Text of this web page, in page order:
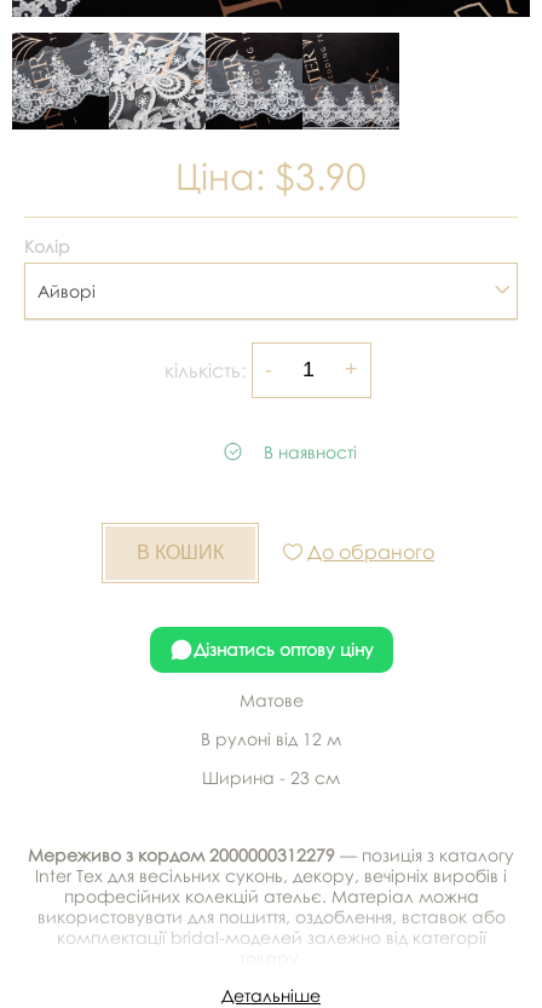
Ціна: $3.90
Колір
Айворі
кількість:
В наявності
До обраного
Дізнатись оптову ціну
Матове
В рулоні від 12 м
Ширина - 23 см
Мереживо з кордом 2000000312279 — позиція з каталогу
Inter Tex для весільних суконь, декору, вечірніх виробів і
професійних колекцій ательє. Матеріал можна
використовувати для пошиття, оздоблення, вставок або
комплектації bridal-моделей залежно від категорії
Доступні оптові та роздрібні замовлення, консультація
Детальніше